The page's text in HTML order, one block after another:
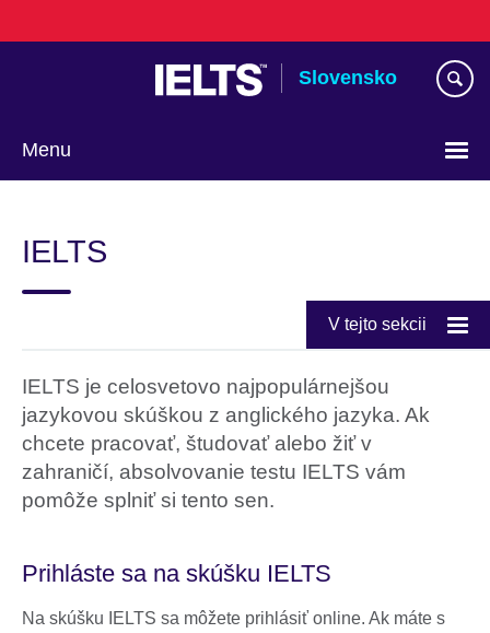
to
Slovensko
Menu
IELTS
V tejto sekcii
IELTS je celosvetovo najpopulárnejšou
jazykovou skúškou z anglického jazyka. Ak
chcete pracovať, študovať alebo žiť v
zahraničí, absolvovanie testu IELTS vám
pomôže splniť si tento sen.
Prihláste sa na skúšku IELTS
Na skúšku IELTS sa môžete prihlásiť online. Ak máte s